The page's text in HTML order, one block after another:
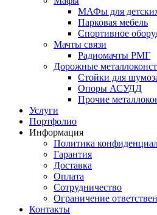
МАФы для
Парковая мебель
Спортивное
Мачты связи
Радиомачты РМГ
Дорожные
Cтойки для
Опоры АСУДД
Прочие
Услуги
Портфолио
Информация
Политика
Гарантия
Доставка
Оплата
Сотрудничество
Ограничение
Контакты